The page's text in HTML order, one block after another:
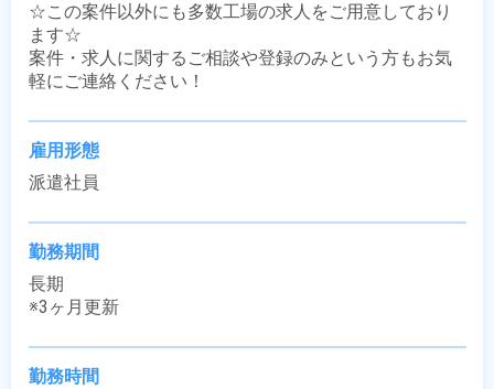
☆この案件以外にも多数工場の求人をご用意しており
ます☆
案件・求人に関するご相談や登録のみという方もお気
軽にご連絡ください！
雇用形態
派遣社員
勤務期間
長期
※3ヶ月更新
勤務時間